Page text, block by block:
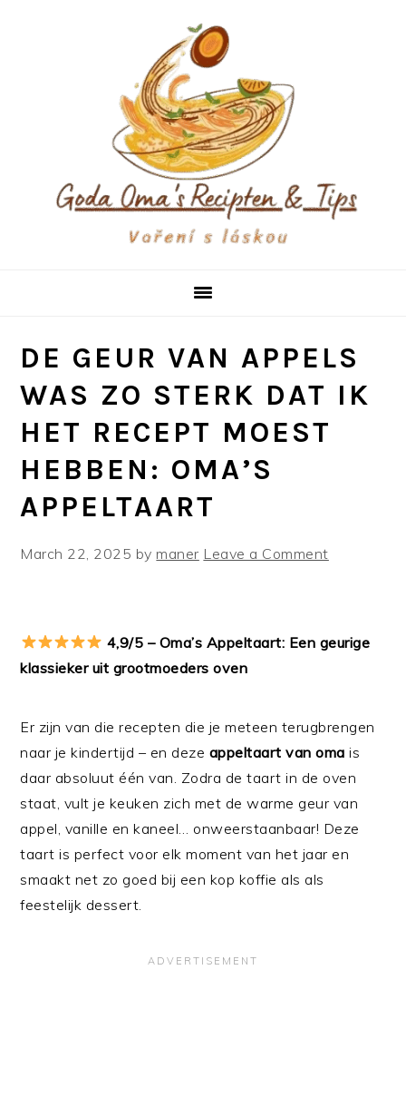
DE GEUR VAN APPELS
WAS ZO STERK DAT IK
HET RECEPT MOEST
HEBBEN: OMA’S
APPELTAART
March 22, 2025 bymaner Leave a Comment
4,9/5 – Oma’s Appeltaart: Een geurige
klassieker uit grootmoeders oven
Er zijn van die recepten die je meteen terugbrengen
naar je kindertijd – en deze appeltaart van oma is
daar absoluut één van. Zodra de taart in de oven
staat, vult je keuken zich met de warme geur van
appel, vanille en kaneel… onweerstaanbaar! Deze
taart is perfect voor elk moment van het jaar en
smaakt net zo goed bij een kop koffie als als
feestelijk dessert.